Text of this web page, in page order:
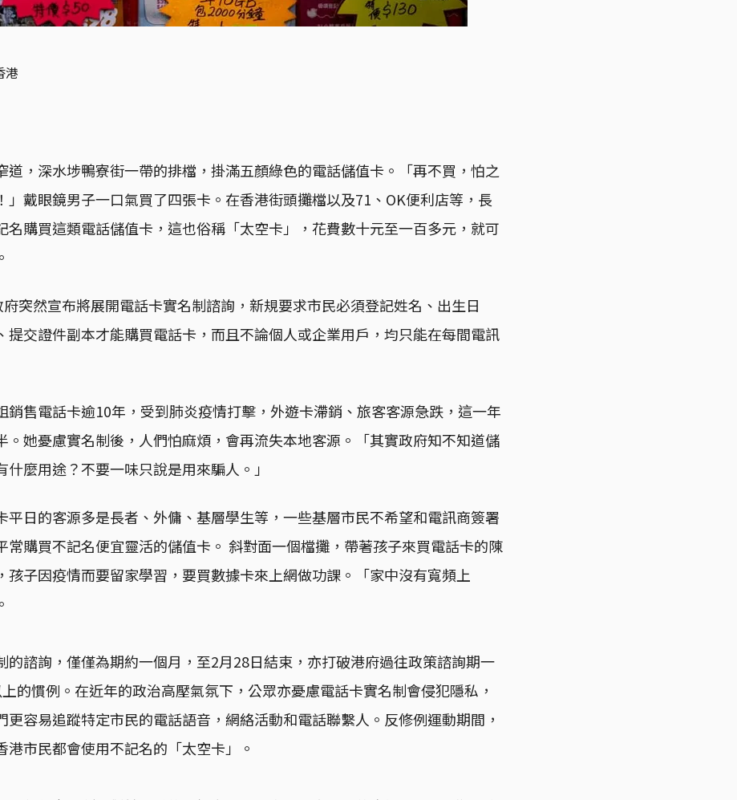
港
道，深水埗鴨寮街一帶的排檔，掛滿五顏綠色的電話儲值卡。「再不買，怕之
」戴眼鏡男子一口氣買了四張卡。在香港街頭攤檔以及71、OK便利店等，長
名購買這類電話儲值卡，這也俗稱「太空卡」，花費數十元至一百多元，就可
突然宣布將展開電話卡實名制諮詢，新規要求市民必須登記姓名、出生日
提交證件副本才能購買電話卡，而且不論個人或企業用戶，均只能在每間電訊
銷售電話卡逾10年，受到肺炎疫情打擊，外遊卡滯銷、旅客客源急跌，這一年
。她憂慮實名制後，人們怕麻煩，會再流失本地客源。「其實政府知不知道儲
麼用途？不要一味只說是用來騙人。」
平日的客源多是長者、外傭、基層學生等，一些基層市民不希望和電訊商簽署
常購買不記名便宜靈活的儲值卡。 斜對面一個檔攤，帶著孩子來買電話卡的陳
孩子因疫情而要留家學習，要買數據卡來上網做功課。「家中沒有寬頻上
的諮詢，僅僅為期約一個月，至2月28日結束，亦打破港府過往政策諮詢期一
的慣例。在近年的政治高壓氣氛下，公眾亦憂慮電話卡實名制會侵犯隱私，
更容易追蹤特定市民的電話語音，網絡活動和電話聯繫人。反修例運動期間，
港市民都會使用不記名的「太空卡」。